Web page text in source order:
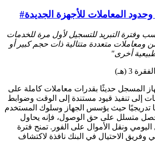
#
وفترة التبريد للتسجيل لأول مرة للخدمات
ومعاملات متعددة متتالية ذات حجم كبير أو
أخرى"
المسجل حديثًا بقدرات معاملات كاملة على
إلى تنفيذ قيود مستندة إلى الوقت وضوابط
تدريجيًا حيث يؤسس الجهاز وسلوك المستخدم
حصل متسلل على حق الوصول، فإنه يحاول
ونقل الأموال على الفور. تمنح فترة
وفريق الاحتيال في البنك نافذة لاكتشاف